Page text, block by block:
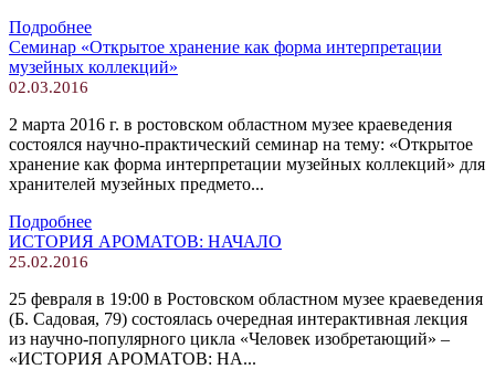
Подробнее
Cеминар «Открытое хранение как форма интерпретации
музейных коллекций»
02.03.2016
2 марта 2016 г. в ростовском областном музее краеведения
состоялся научно-практический семинар на тему: «Открытое
хранение как форма интерпретации музейных коллекций» для
хранителей музейных предмето...
Подробнее
ИСТОРИЯ АРОМАТОВ: НАЧАЛО
25.02.2016
25 февраля в 19:00 в Ростовском областном музее краеведения
(Б. Садовая, 79) состоялась очередная интерактивная лекция
из научно-популярного цикла «Человек изобретающий» –
«ИСТОРИЯ АРОМАТОВ: НА...